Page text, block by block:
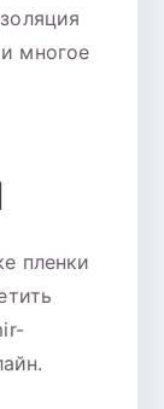
многое
пленки